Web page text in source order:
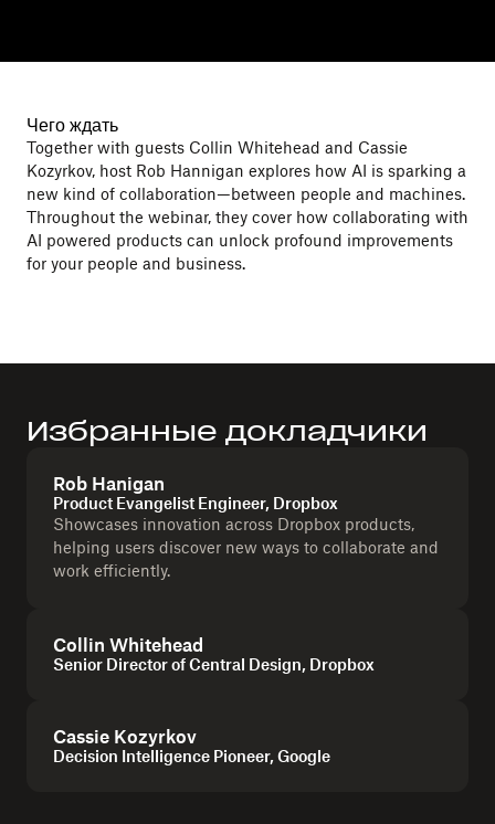
Чего ждать
Together with guests Collin Whitehead and Cassie
Kozyrkov, host Rob Hannigan explores how AI is sparking a
new kind of collaboration—between people and machines.
Throughout the webinar, they cover how collaborating with
AI powered products can unlock profound improvements
for your people and business.
Избранные докладчики
Rob Hanigan
Product Evangelist Engineer, Dropbox
Showcases innovation across Dropbox products,
helping users discover new ways to collaborate and
work efficiently.
Collin Whitehead
Senior Director of Central Design, Dropbox
Cassie Kozyrkov
Decision Intelligence Pioneer, Google